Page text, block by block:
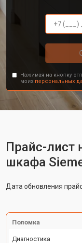
Нажимая на кнопку
моих персональных
Прайс-лист
шкафа
Дата обновления
Поломка
Диагностика